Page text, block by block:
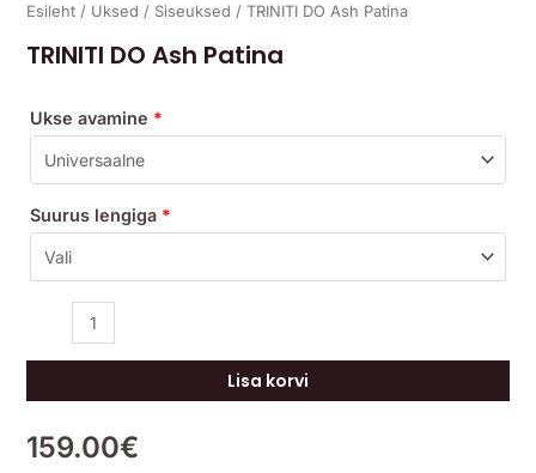
Esileht/ Uksed / Siseuksed / TRINITI DO Ash Patina
TRINITI DO Ash Patina
159.00€
Ukse avamine *
Suurus lengiga *
Lisa korvi